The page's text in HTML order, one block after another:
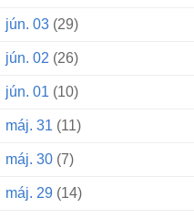
jún. 03 (29)
jún. 02 (26)
jún. 01 (10)
máj. 31 (11)
máj. 30 (7)
máj. 29 (14)